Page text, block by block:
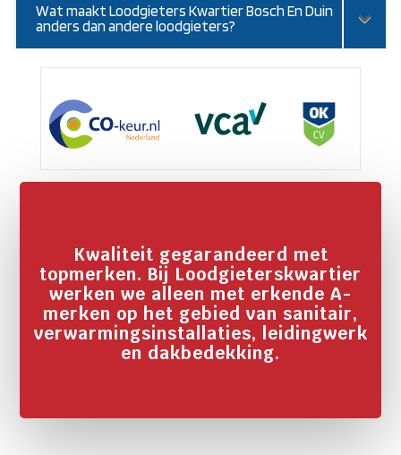
Wat maakt Loodgieters Kwartier Bosch En Duin
anders dan andere loodgieters?
Kwaliteit gegarandeerd met
topmerken. Bij Loodgieterskwartier
werken we alleen met erkende A-
merken op het gebied van sanitair,
verwarmingsinstallaties, leidingwerk
en dakbedekking.